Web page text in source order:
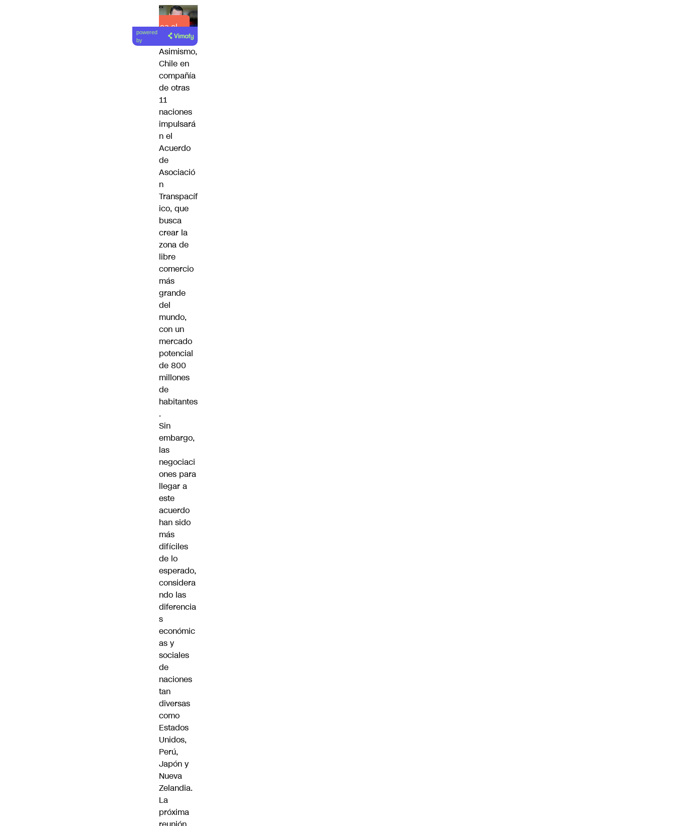
Lea el
artículo
powered
by
Asimismo,
Chile en
compañía
de otras
11
naciones
impulsará
n el
Acuerdo
de
Asociació
n
Transpacíf
ico, que
busca
crear la
zona de
libre
comercio
más
grande
del
mundo,
con un
mercado
potencial
de 800
millones
de
habitantes
.
Sin
embargo,
las
negociaci
ones para
llegar a
este
acuerdo
han sido
más
difíciles
de lo
esperado,
considera
ndo las
diferencia
s
económic
as y
sociales
de
naciones
tan
diversas
como
Estados
Unidos,
Perú,
Japón y
Nueva
Zelandia.
La
próxima